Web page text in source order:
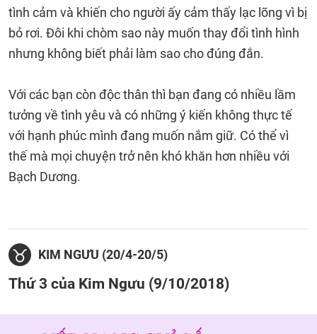
tình cảm và khiến cho người ấy cảm thấy lạc lõng vì bị
bỏ rơi. Đôi khi chòm sao này muốn thay đổi tình hình
nhưng không biết phải làm sao cho đúng đắn.
Với các bạn còn độc thân thì bạn đang có nhiều lầm
tưởng về tình yêu và có những ý kiến không thực tế
với hạnh phúc mình đang muốn nắm giữ. Có thể vì
thế mà mọi chuyện trở nên khó khăn hơn nhiều với
Bạch Dương.
KIM NGƯU (20/4-20/5)
Thứ 3 của Kim Ngưu (9/10/2018)